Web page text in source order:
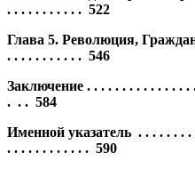
. . . . . . . . . . . 522
Глава 5. Революция,
. . . . . . . . . . . 546
Заключение . . . . . . . . . . . . . . .
. . . 584
Именной указатель . . . . . . . .
. . . . . . . . . . . . 590